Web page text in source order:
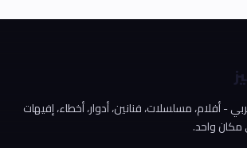
- أفلام، مسلسلات، فنانين، أدوار، أخطاء، إفيهات
واحد.